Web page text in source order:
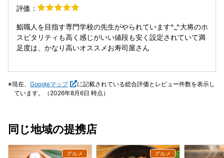
ウンター6席／貸切7名可／全席禁煙 駐車場：無（公共交通
間：17:30〜23:00（最終入店20:00、L.O.23:00） 定休日：
不定休
評価：
鮨職人を目指す専門学校の先生がやられています^_^大将のホ
スピタリティも高く感じがいい値段も安く設定されていて満
足度は、かなり高いオススメお寿司屋さん
現在、 Googleマップ
に記載されている総合評価とレビュー件数を表示し
ています。（2026年8月6日 時点）
同じ地域の提携店